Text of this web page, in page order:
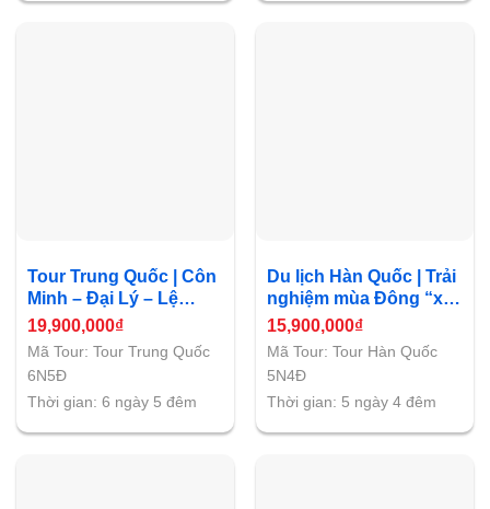
Tour Trung Quốc | Côn
Minh – Đại Lý – Lệ
Giang – Shangrila –
Vân Nam
19,900,000₫
Mã Tour: Tour Trung Quốc
6N5Đ
Thời gian: 6 ngày 5 đêm
Du lịch Hàn Quốc | Trải
nghiệm mùa Đông “xứ
sở Kim Chi”
15,900,000₫
Mã Tour: Tour Hàn Quốc
5N4Đ
Thời gian: 5 ngày 4 đêm